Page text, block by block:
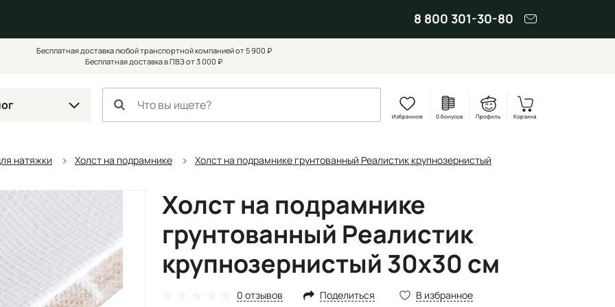
8 800 301-30-80
Бесплатная доставка любой транспортной компанией от 5 900 ₽
Бесплатная доставка в ПВЗ от 3 000 ₽
Избранное 0 бонусов Профиль Корзина
натяжки Холст на подрамнике Холст на подрамнике грунтованный Реалистик крупнозернистый
Холст на подрамнике
грунтованный Реалистик
крупнозернистый 30x30 см
0 отзывов Поделиться В избранное